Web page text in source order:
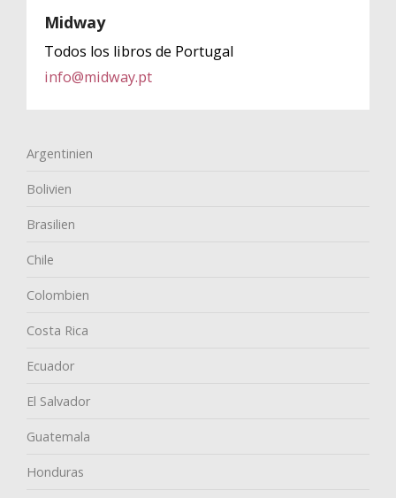
Midway
Todos los libros de Portugal
info@midway.pt
Argentinien
Bolivien
Brasilien
Chile
Colombien
Costa Rica
Ecuador
El Salvador
Guatemala
Honduras